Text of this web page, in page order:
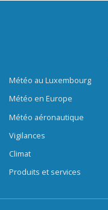
Météo au Luxembourg
Météo en Europe
Météo aéronautique
Vigilances
Climat
Produits et services